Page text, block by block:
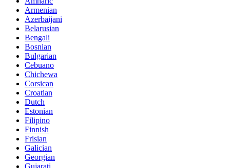
Armenian
Azerbaijani
Belarusian
Bengali
Bosnian
Bulgarian
Cebuano
Chichewa
Corsican
Croatian
Dutch
Estonian
Filipino
Finnish
Frisian
Galician
Georgian